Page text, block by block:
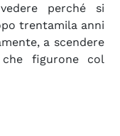
perché si
trentamila anni
a scendere
che figurone col
pane cade sempre